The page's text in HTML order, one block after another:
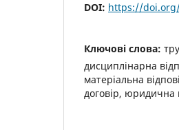
DOI: https://doi.org/
Ключові слова:
дисциплінарна
матеріальна
договір, юридична